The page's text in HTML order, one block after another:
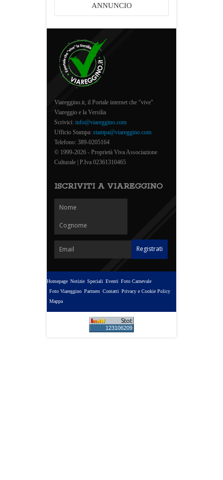
ANNUNCIO
Viareggino.it, il Portale internet che "vive"
Viareggio e la Versilia
Scrivici: info@viareggino.com
Ufficio Stampa: stampa@viareggino.com
Telefono: 389-0205164
© 1999-2026 - Proprietà Viva Associazione
Culturale | P.Iva 02361310465
ISCRIVITI A VIAREGGINO
Homepage Notizie Speciali Eventi Foto Carnevale
Foto Viareggino Partners Contatti Privacy e Cookie Policy
Mappa
123106209